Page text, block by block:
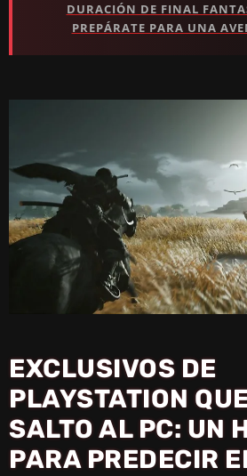
DURACIÓN DE FINAL
PREPÁRATE PARA UNA
EXCLUSIVOS DE
PLAYSTATION
SALTO AL PC: UN
PARA PREDECIR